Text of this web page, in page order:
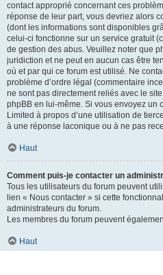
contact approprié concernant ces
réponse de leur part, vous devriez alors
(dont les informations sont disponibles
celui-ci fonctionne sur un service gratuit
de gestion des abus. Veuillez noter que
juridiction et ne peut en aucun cas être
où et par qui ce forum est utilisé. Ne
problème d’ordre légal (commentaire
ne sont pas directement reliés avec le
phpBB en lui-même. Si vous envoyez un
Limited à propos d’une utilisation de
à une réponse laconique ou à ne pas
Haut
Comment puis-je contacter un
Tous les utilisateurs du forum peuvent
lien « Nous contacter » si cette
administrateurs du forum.
Les membres du forum peuvent
Haut